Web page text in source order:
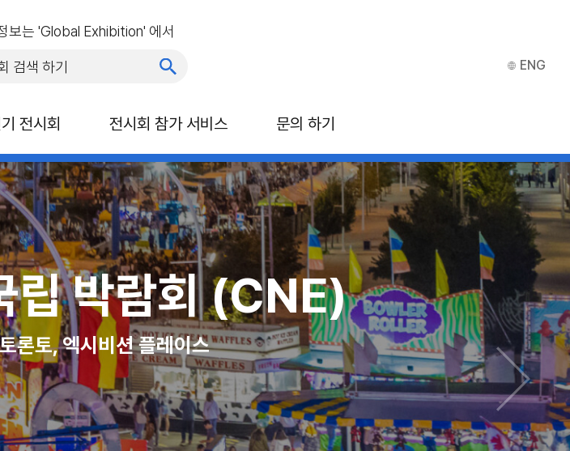
보는 'Global Exhibition' 에서
전시회 전시회 참가 서비스 문의 하기
ENG
(ITTS)
터
박람회 (CNE)
토, 엑시비션 플레이스
2026 ITB 아시아
년 10월 21일 - 23일 마리나 베이 샌즈, 싱가포르